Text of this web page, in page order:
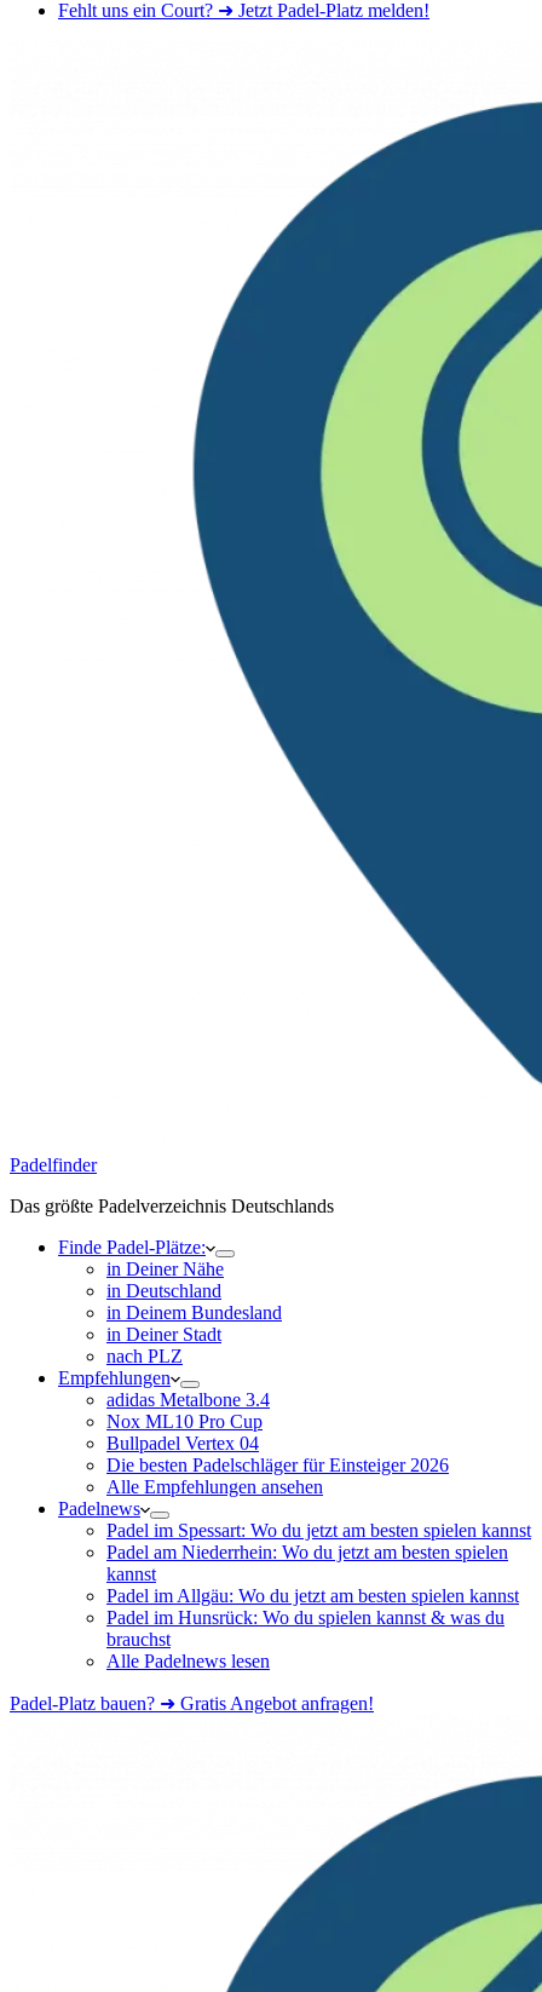
Fehlt uns ein Court? ➜ Jetzt Padel-Platz melden!
Padelfinder
Das größte Padelverzeichnis Deutschlands
Finde Padel-Plätze:
in Deiner Nähe
in Deutschland
in Deinem Bundesland
in Deiner Stadt
nach PLZ
Empfehlungen
adidas Metalbone 3.4
Nox ML10 Pro Cup
Bullpadel Vertex 04
Die besten Padelschläger für Einsteiger 2026
Alle Empfehlungen ansehen
Padelnews
Padel im Spessart: Wo du jetzt am besten spielen kannst
Padel am Niederrhein: Wo du jetzt am besten spielen
kannst
Padel im Allgäu: Wo du jetzt am besten spielen kannst
Padel im Hunsrück: Wo du spielen kannst & was du
brauchst
Alle Padelnews lesen
Padel-Platz bauen? ➜ Gratis Angebot anfragen!